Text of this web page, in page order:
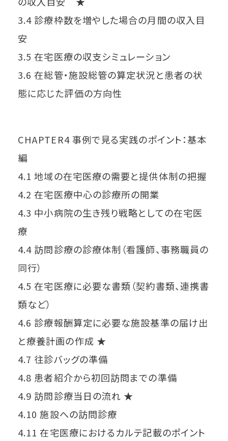
3.4 診療枠数を増やした場合の月間の収入目
安
3.5 在宅医療の収支シミュレーション
3.6 在総管・施設総管の算定状況と患者の状
態に応じた評価の方向性
CHAPTER4 事例で見る実践のポイント：基本
編
4.1 地域の在宅医療の需要と提供体制の把握
4.2 在宅医療中心の診療所の開業
4.3 中小病院の生き残り戦略としての在宅医
療
4.4 訪問診療の診療体制（看護師、事務職員の
同行）
4.5 在宅医療に必要な書類（契約書類、連携書
類など）
4.6 診療報酬算定に必要な施設基準の届け出
と療養計画の作成 ★
4.7 往診バッグの準備
4.8 患者紹介から初回訪問までの準備
4.9 訪問診療当日の流れ ★
4.10 施設への訪問診療
4.11 在宅医療におけるカルテ記載のポイント